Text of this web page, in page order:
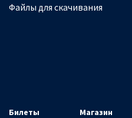
Файлы для скачивания
Билеты Магазин